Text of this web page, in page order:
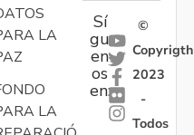
LA
LA
Sí
gu
en
os
en:
©
Copyrigth
2023
-
Todos